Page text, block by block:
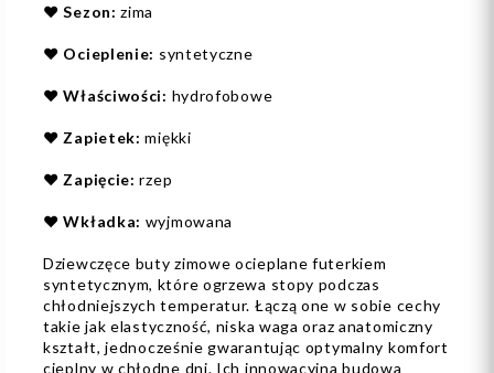
❤️Sezon: zima
❤️ Ocieplenie: syntetyczne
❤️ Właściwości: hydrofobowe
❤️ Zapietek:miękki
❤️ Zapięcie: rzep
❤️ Wkładka: wyjmowana
Dziewczęce buty zimowe ocieplane futerkiem
syntetycznym, które ogrzewa stopy podczas
chłodniejszych temperatur. Łączą one w sobie cechy
takie jak elastyczność, niska waga oraz anatomiczny
kształt, jednocześnie gwarantując optymalny komfort
cieplny w chłodne dni. Ich innowacyjna budowa